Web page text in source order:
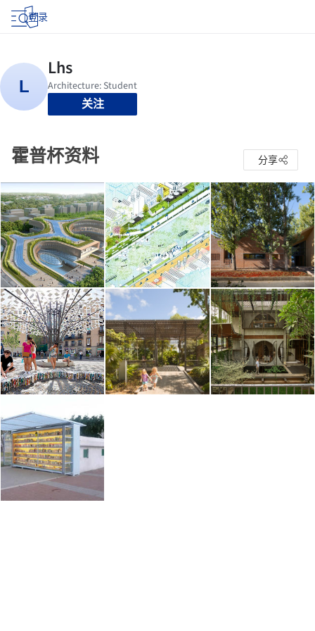
登录
关注
霍普杯资料 分享